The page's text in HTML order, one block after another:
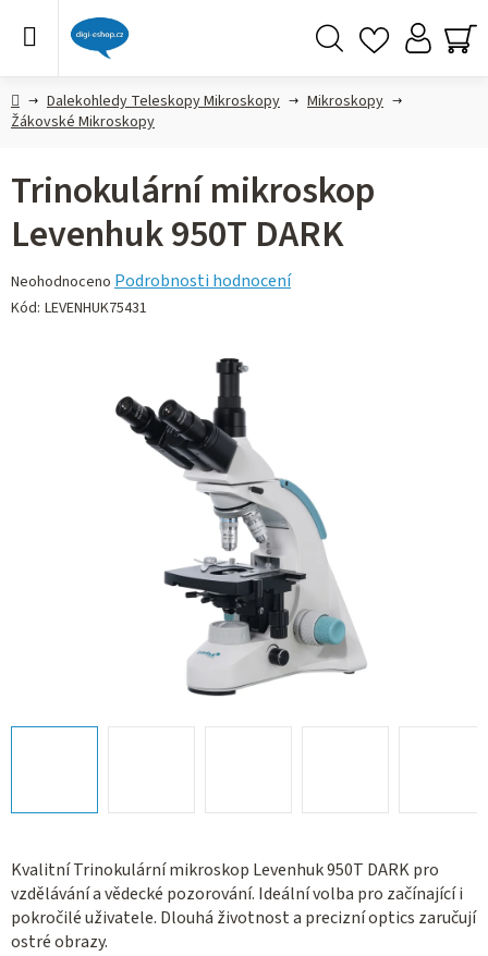
DomůDalekohledy Teleskopy Mikroskopy
Mikroskopy
Žákovské Mikroskopy
Kvalitní Trinokulární mikroskop Levenhuk 950T DARK pro
vzdělávání a vědecké pozorování. Ideální volba pro začínající i
pokročilé uživatele. Dlouhá životnost a precizní optics zaručují
ostré obrazy.
Trinokulární mikroskop
Levenhuk 950T DARK
Průměrné
hodnocení
Neohodnoceno Podrobnosti hodnocení
Kód: LEVENHUK75431